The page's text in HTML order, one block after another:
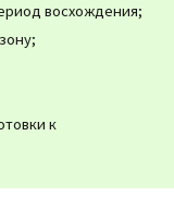
восхождения;
к